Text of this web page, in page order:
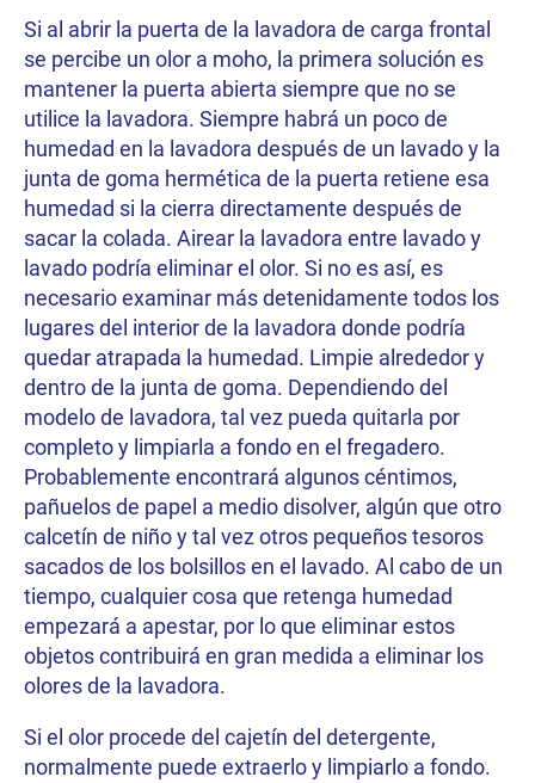
Si al abrir la puerta de la lavadora de carga frontal
se percibe un olor a moho, la primera solución es
mantener la puerta abierta siempre que no se
utilice la lavadora. Siempre habrá un poco de
humedad en la lavadora después de un lavado y la
junta de goma hermética de la puerta retiene esa
humedad si la cierra directamente después de
sacar la colada. Airear la lavadora entre lavado y
lavado podría eliminar el olor. Si no es así, es
necesario examinar más detenidamente todos los
lugares del interior de la lavadora donde podría
quedar atrapada la humedad. Limpie alrededor y
dentro de la junta de goma. Dependiendo del
modelo de lavadora, tal vez pueda quitarla por
completo y limpiarla a fondo en el fregadero.
Probablemente encontrará algunos céntimos,
pañuelos de papel a medio disolver, algún que otro
calcetín de niño y tal vez otros pequeños tesoros
sacados de los bolsillos en el lavado. Al cabo de un
tiempo, cualquier cosa que retenga humedad
empezará a apestar, por lo que eliminar estos
objetos contribuirá en gran medida a eliminar los
olores de la lavadora.
Si el olor procede del cajetín del detergente,
normalmente puede extraerlo y limpiarlo a fondo.